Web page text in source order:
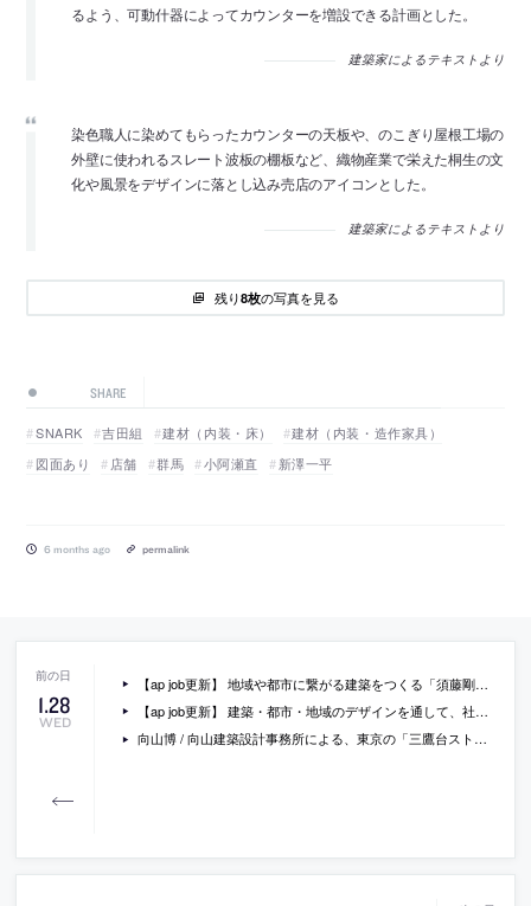
るよう、可動什器によってカウンターを増設できる計画とした。
建築家によるテキストより
染色職人に染めてもらったカウンターの天板や、のこぎり屋根工場の
外壁に使われるスレート波板の棚板など、織物産業で栄えた桐生の文
化や風景をデザインに落とし込み売店のアイコンとした。
建築家によるテキストより
残り8枚の写真を見る
SHARE
SNARK 吉田組 建材（内装・床）
建材（内装・造作家具）
図面あり
店舗 群馬 小阿瀬直 新澤一平
6 months ago permalink
1.28
WED
【ap job更新】 地域や都市に繋がる建築をつくる「須藤剛建築設計事務所」が、設計スタッフ（経験者・既卒・2026年新卒）と バックオフィス職を募集中
【ap job更新】 建築・都市・地域のデザインを通して、社会に新たな価値を生み出す「ＴＩＴ」が、設計スタッフ（2026年新卒・既卒・経験者）と アルバイトを募集中
向山博 / 向山建築設計事務所による、東京の「三鷹台ストリート」。駅前のバスターミナルと通りに面した店舗併設の集合住宅。ランドマークであり２つの用途が“協調しあう”在り方を目指し、外周の構造壁を千鳥状にずらして重ねる外観を考案。街への貢献も意図し滞在空間等を設ける